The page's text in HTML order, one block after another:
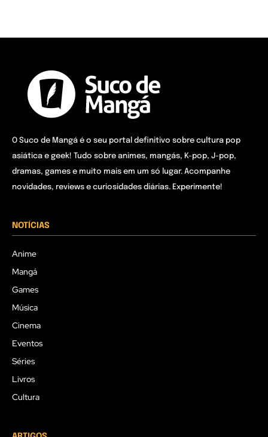
O Suco de Mangá é o seu portal definitivo sobre cultura pop
asiática e geek! Tudo sobre animes, mangás, K-pop, J-pop,
dramas, games e muito mais em um só lugar. Acompanhe
novidades, reviews e curiosidades diárias. Experimente!
NOTÍCIAS
Anime
Mangá
Games
Música
Cinema
Eventos
Séries
Livros
Cultura